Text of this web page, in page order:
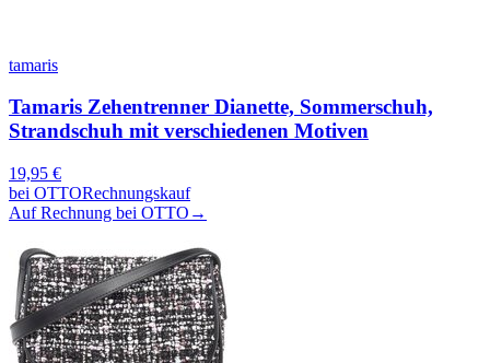
tamaris
Tamaris Zehentrenner Dianette, Sommerschuh,
Strandschuh mit verschiedenen Motiven
19,95 €
bei OTTORechnungskauf
Auf Rechnung bei OTTO →